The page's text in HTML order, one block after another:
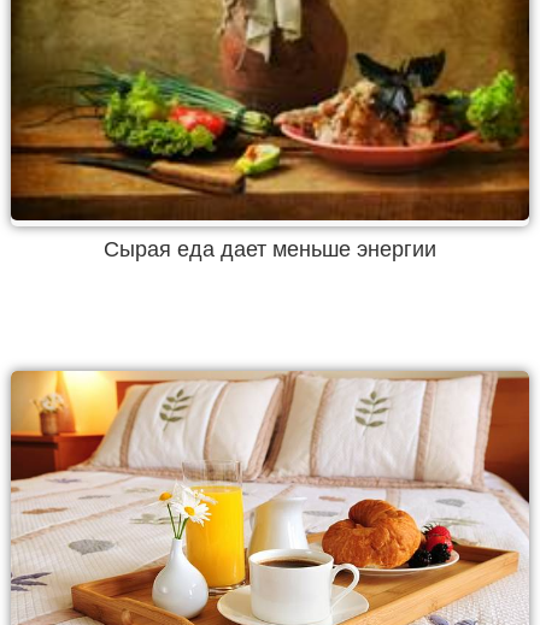
Сырая еда дает меньше энергии